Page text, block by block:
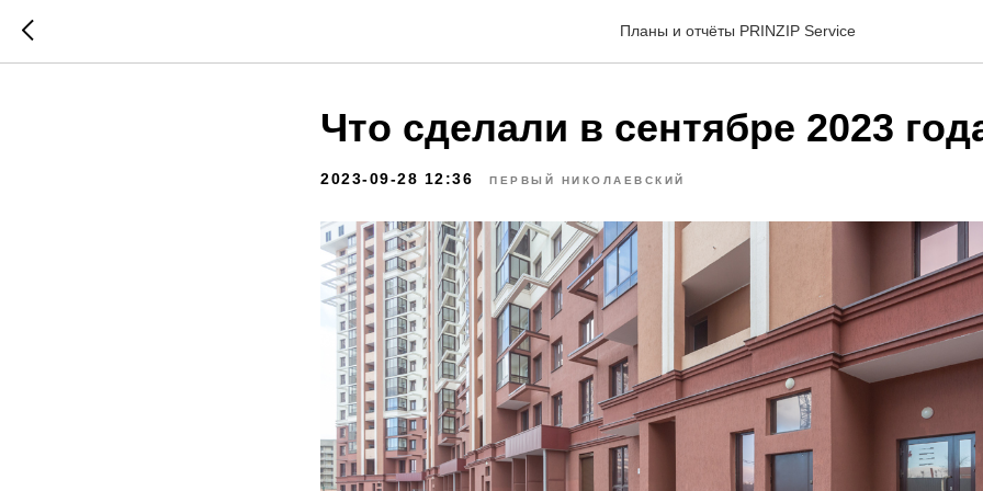
Планы и отчёты PRINZIP Service
Что сделали в сентябре 2023
2023-09-28 12:36 ПЕРВЫЙ НИКОЛАЕВСКИЙ